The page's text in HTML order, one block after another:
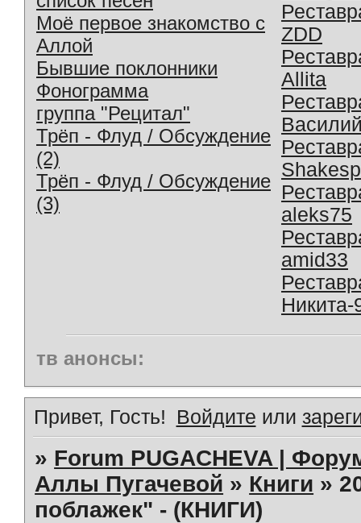
Моё первое знакомство с
Аллой
Бывшие поклонники
Фонограмма
группа "Рецитал"
Трёп - Флуд / Обсуждение
(2)
Трёп - Флуд / Обсуждение
(3)
ZDD
Allita
aleks75
amid33
Никита-
тв анонсы:
Привет, Гость! Войдите или
» Forum PUGACHEVA |
Аллы Пугачевой » Книги »
поблажек" - (КНИГИ)